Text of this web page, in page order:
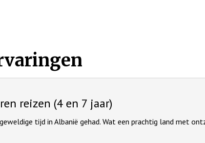
reizen (4 en 7 jaar)
tijd in Albanië gehad. Wat een prachtig land met